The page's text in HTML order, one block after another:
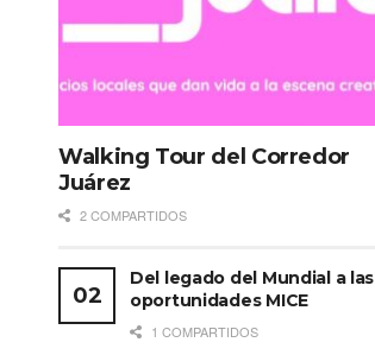
Walking Tour del Corredor
Juárez
2 COMPARTIDOS
Del legado del Mundial a las
oportunidades MICE
1 COMPARTIDOS